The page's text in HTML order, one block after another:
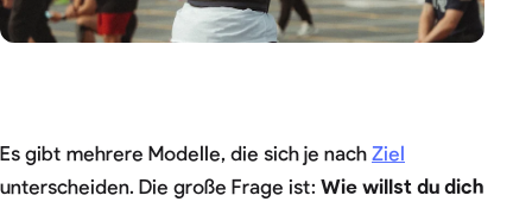
Es gibt mehrere Modelle, die sich je nach Ziel
unterscheiden. Die große Frage ist: Wie willst du dich